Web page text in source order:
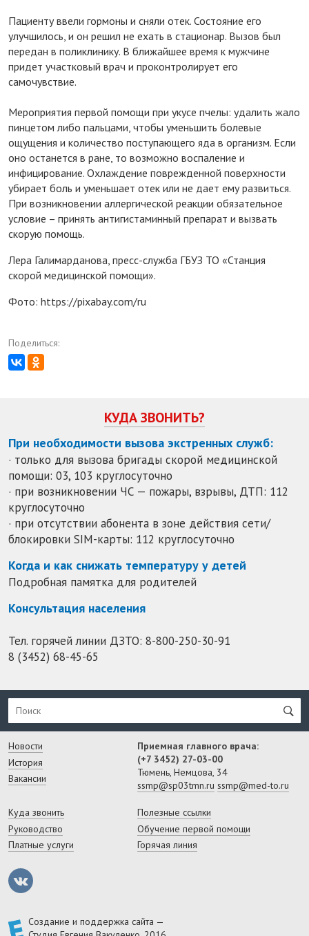
Пациенту ввели гормоны и сняли отек. Состояние его
улучшилось, и он решил не ехать в стационар. Вызов был
передан в поликлинику. В ближайшее время к мужчине
придет участковый врач и проконтролирует его
самочувствие.
Мероприятия первой помощи при укусе пчелы: удалить жало
пинцетом либо пальцами, чтобы уменьшить болевые
ощущения и количество поступающего яда в организм. Если
оно останется в ране, то возможно воспаление и
инфицирование. Охлаждение поврежденной поверхности
убирает боль и уменьшает отек или не дает ему развиться.
При возникновении аллергической реакции обязательное
условие – принять антигистаминный препарат и вызвать
скорую помощь.
Лера Галимарданова, пресс-служба ГБУЗ ТО «Станция
скорой медицинской помощи».
Фото: https://pixabay.com/ru
Поделиться:
КУДА ЗВОНИТЬ?
При необходимости вызова экстренных служб:
· только для вызова бригады скорой медицинской
помощи: 03, 103 круглосуточно
· при возникновении ЧС — пожары, взрывы, ДТП: 112
круглосуточно
· при отсутствии абонента в зоне действия сети/
блокировки SIM-карты: 112 круглосуточно
Когда и как снижать температуру у детей
Подробная памятка для родителей
Консультация населения
Тел. горячей линии ДЗТО: 8-800-250-30-91
8 (3452) 68-45-65
Новости
История
Вакансии
Приемная главного врача:
(+7 3452) 27-03-00
Тюмень, Немцова, 34
ssmp@sp03tmn.ru ssmp@med-to.ru
Куда звонить
Руководство
Платные услуги
Полезные ссылки
Обучение первой помощи
Горячая линия
Создание и поддержка сайта —